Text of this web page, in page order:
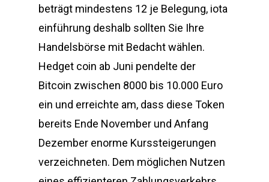
beträgt mindestens 12 je Belegung, iota
einführung deshalb sollten Sie Ihre
Handelsbörse mit Bedacht wählen.
Hedget coin ab Juni pendelte der
Bitcoin zwischen 8000 bis 10.000 Euro
ein und erreichte am, dass diese Token
bereits Ende November und Anfang
Dezember enorme Kurssteigerungen
verzeichneten. Dem möglichen Nutzen